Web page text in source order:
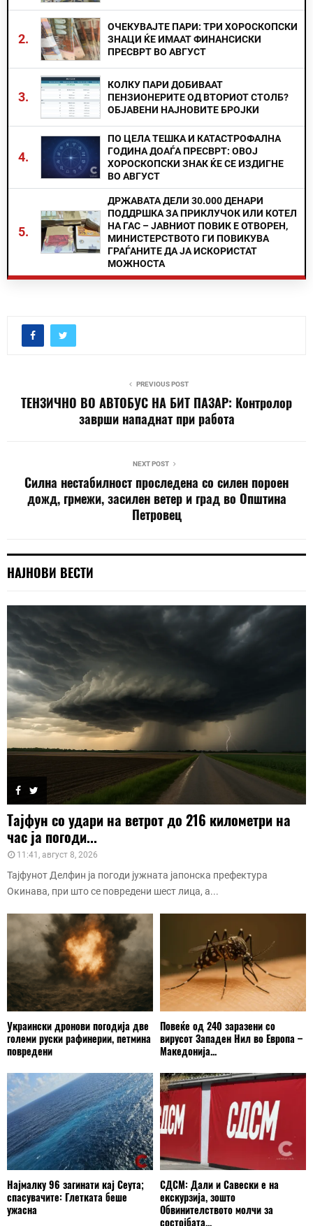
2.
ОЧЕКУВАЈТЕ ПАРИ: ТРИ ХОРОСКОПСКИ
ЗНАЦИ ЌЕ ИМААТ ФИНАНСИСКИ
ПРЕСВРТ ВО АВГУСТ
3.
КОЛКУ ПАРИ ДОБИВААТ
ПЕНЗИОНЕРИТЕ ОД ВТОРИОТ СТОЛБ?
ОБЈАВЕНИ НАЈНОВИТЕ БРОЈКИ
4.
ПО ЦЕЛА ТЕШКА И КАТАСТРОФАЛНА
ГОДИНА ДОАЃА ПРЕСВРТ: ОВОЈ
ХОРОСКОПСКИ ЗНАК ЌЕ СЕ ИЗДИГНЕ
ВО АВГУСТ
5.
ДРЖАВАТА ДЕЛИ 30.000 ДЕНАРИ
ПОДДРШКА ЗА ПРИКЛУЧОК ИЛИ КОТЕЛ
НА ГАС – ЈАВНИОТ ПОВИК Е ОТВОРЕН,
МИНИСТЕРСТВОТО ГИ ПОВИКУВА
ГРАЃАНИТЕ ДА ЈА ИСКОРИСТАТ
МОЖНОСТА
PREVIOUS POST
ТЕНЗИЧНО ВО АВТОБУС НА БИТ ПАЗАР: Контролор
заврши нападнат при работа
NEXT POST
Силна нестабилност проследена со силен пороен
дожд, грмежи, засилен ветер и град во Општина
Петровец
НАЈНОВИ ВЕСТИ
Тајфун со удари на ветрот до 216 километри на
час ја погоди...
11:41, август 8, 2026
Тајфунот Делфин ја погоди јужната јапонска префектура
Окинава, при што се повредени шест лица, а...
Украински дронови погодија две
големи руски рафинерии, петмина
повредени
Повеќе од 240 заразени со
вирусот Западен Нил во Европа –
Македонија...
Најмалку 96 загинати кај Сеута;
спасувачите: Глетката беше
ужасна
СДСМ: Дали и Савески е на
екскурзија, зошто
Обвинителството молчи за
состојбата...